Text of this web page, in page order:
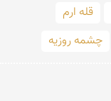
قله ارم
چشمه روزیه